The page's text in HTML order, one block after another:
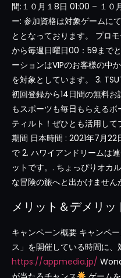
間:１０月１8日 01:00 – １０
ー: 参加資格は対象ゲームに
ととなっております。 プロ
から毎週日曜日00：59まで
ーションはVIPのお客様の中
を対象としています。 3.
初回登録から14日間の無料
もスポーツも毎日もらえる
ティルト！ぜひとも活用し
期間 日本時間 : 2021年7月22
で 2. ハワイアンドリームは
ットです。. ちょっぴりオカ
な冒険の旅へと出かけません
メリット＆デメリッ
キャンペーン概要 キャンペ
ス」を開催している時間に
https://appmedia.jp/